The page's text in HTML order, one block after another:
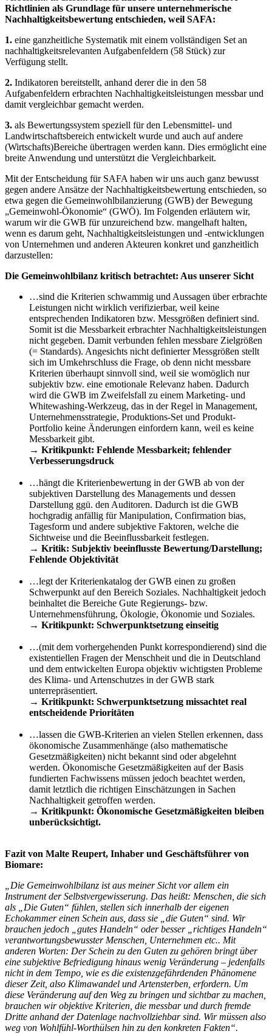
Richtlinien als Grundlage für unsere unternehmerische
Nachhaltigkeitsbewertung entschieden, weil SAFA:
1. eine ganzheitliche Systematik mit einem vollständigen Set an
nachhaltigkeitsrelevanten Aufgabenfeldern (58 Stück) zur
Verfügung stellt.
2. Indikatoren bereitstellt, anhand derer die in den 58
Aufgabenfeldern erbrachten Nachhaltigkeitsleistungen messbar und
damit vergleichbar gemacht werden.
3. als Bewertungssystem speziell für den Lebensmittel- und
Landwirtschaftsbereich entwickelt wurde und auch auf andere
(Wirtschafts)Bereiche übertragen werden kann. Dies ermöglicht eine
breite Anwendung und unterstützt die Vergleichbarkeit.
Mit der Entscheidung für SAFA haben wir uns auch ganz bewusst
gegen andere Ansätze der Nachhaltigkeitsbewertung entschieden, so
etwa gegen die Gemeinwohlbilanzierung (GWB) der Bewegung
„Gemeinwohl-Ökonomie“ (GWÖ). Im Folgenden erläutern wir,
warum wir die GWB für unzureichend bzw. mangelhaft halten,
wenn es darum geht, Nachhaltigkeitsleistungen und -entwicklungen
von Unternehmen und anderen Akteuren konkret und ganzheitlich
darzustellen:
Die Gemeinwohlbilanz kritisch betrachtet: Aus unserer Sicht
…sind die Kriterien schwammig und Aussagen über erbrachte
Leistungen nicht wirklich verifizierbar, weil keine
entsprechenden Indikatoren bzw. Messgrößen definiert sind.
Somit ist die Messbarkeit erbrachter Nachhaltigkeitsleistungen
nicht gegeben. Damit verbunden fehlen messbare Zielgrößen
(= Standards). Angesichts nicht definierter Messgrößen stellt
sich im Umkehrschluss die Frage, ob denn nicht messbare
Kriterien überhaupt sinnvoll sind, weil sie womöglich nur
subjektiv bzw. eine emotionale Relevanz haben. Dadurch
wird die GWB im Zweifelsfall zu einem Marketing- und
Whitewashing-Werkzeug, das in der Regel in Management,
Unternehmensstrategie, Produktions-Set und Produkt-
Portfolio keine Änderungen einfordern kann, weil es keine
Messbarkeit gibt.
→ Kritikpunkt: Fehlende Messbarkeit; fehlender
Verbesserungsdruck
…hängt die Kriterienbewertung in der GWB ab von der
subjektiven Darstellung des Managements und dessen
Darstellung ggü. den Auditoren. Dadurch ist die GWB
hochgradig anfällig für Manipulation, Confirmation bias,
Tagesform und andere subjektive Faktoren, welche die
Sichtweise und die Beeinflussbarkeit festlegen.
→ Kritik: Subjektiv beeinflusste Bewertung/Darstellung;
Fehlende Objektivität
…legt der Kriterienkatalog der GWB einen zu großen
Schwerpunkt auf den Bereich Soziales. Nachhaltigkeit jedoch
beinhaltet die Bereiche Gute Regierungs- bzw.
Unternehmensführung, Ökologie, Ökonomie und Soziales.
→ Kritikpunkt: Schwerpunktsetzung einseitig
…(mit dem vorhergehenden Punkt korrespondierend) sind die
existentiellen Fragen der Menschheit und die in Deutschland
und dem entwickelten Europa objektiv wichtigsten Probleme
des Klima- und Artenschutzes in der GWB stark
unterrepräsentiert.
→ Kritikpunkt: Schwerpunktsetzung missachtet real
entscheidende Prioritäten
…lassen die GWB-Kriterien an vielen Stellen erkennen, dass
ökonomische Zusammenhänge (also mathematische
Gesetzmäßigkeiten) nicht bekannt sind oder abgelehnt
werden. Ökonomische Gesetzmäßigkeiten auf der Basis
fundierten Fachwissens müssen jedoch beachtet werden,
damit letztlich die richtigen Einschätzungen in Sachen
Nachhaltigkeit getroffen werden.
→ Kritikpunkt: Ökonomische Gesetzmäßigkeiten bleiben
unberücksichtigt.
Fazit von Malte Reupert, Inhaber und Geschäftsführer von
Biomare:
„Die Gemeinwohlbilanz ist aus meiner Sicht vor allem ein
Instrument der Selbstvergewisserung. Das heißt: Menschen, die sich
als „Die Guten“ fühlen, stellen sich innerhalb der eigenen
Echokammer einen Schein aus, dass sie „die Guten“ sind. Wir
brauchen jedoch „gutes Handeln“ oder besser „richtiges Handeln“
verantwortungsbewusster Menschen, Unternehmen etc.. Mit
anderen Worten: Der Schein zu den Guten zu gehören bringt über
eine subjektive Befriedigung hinaus wenig Veränderung – jedenfalls
nicht in dem Tempo, wie es die existenzgefährdenden Phänomene
dieser Zeit, also Klimawandel und Artensterben, erfordern. Um
diese Veränderung auf den Weg zu bringen und sichtbar zu machen,
brauchen wir objektive Kriterien, die messbar und durch fremde
Dritte anhand der Datenlage nachvollziehbar sind. Wir müssen also
weg von Wohlfühl-Worthülsen hin zu den konkreten Fakten“.